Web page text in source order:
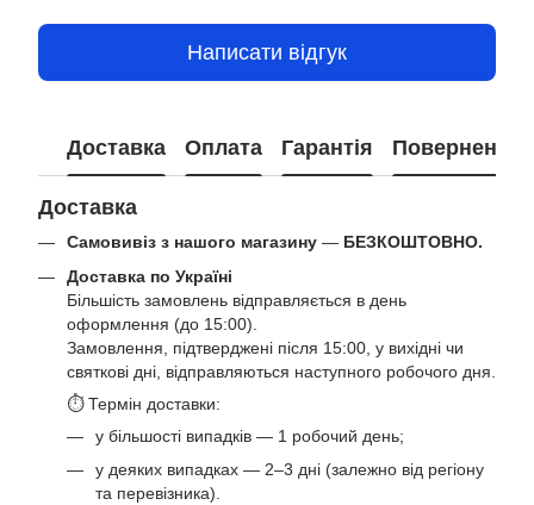
Написати відгук
Доставка Оплата Гарантія Повернення
Доставка
Самовивіз з нашого магазину — БЕЗКОШТОВНО.
Доставка по Україні
Більшість замовлень відправляється в день
оформлення (до 15:00).
Замовлення, підтверджені після 15:00, у вихідні чи
святкові дні, відправляються наступного робочого дня.
⏱ Термін доставки:
у більшості випадків — 1 робочий день;
у деяких випадках — 2–3 дні (залежно від регіону
та перевізника).